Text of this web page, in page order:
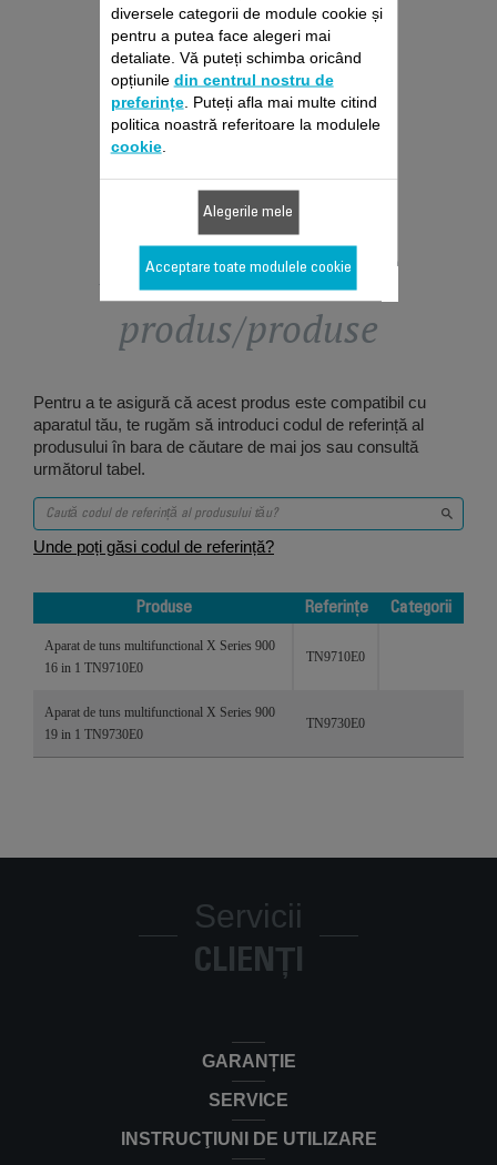
15,60 RON
Adaugă în coş
Proiectat pentru 2
produs/produse
Pentru a te asigură că acest produs este compatibil cu
aparatul tău, te rugăm să introduci codul de referință al
produsului în bara de căutare de mai jos sau consultă
următorul tabel.
Unde poți găsi codul de referință?
Produse Referințe
Categorii
Aparat de tuns multifunctional X Series 900
16 in 1 TN9710E0
TN9710E0
Aparat de tuns multifunctional X Series 900
19 in 1 TN9730E0
TN9730E0
Servicii
CLIENȚI
GARANȚIE
SERVICE
INSTRUCŢIUNI DE UTILIZARE
diversele categorii de module cookie și
pentru a putea face alegeri mai
detaliate. Vă puteți schimba oricând
opțiunile din centrul nostru de
preferințe. Puteți afla mai multe citind
politica noastră referitoare la modulele
cookie.
Alegerile mele
Acceptare toate modulele cookie